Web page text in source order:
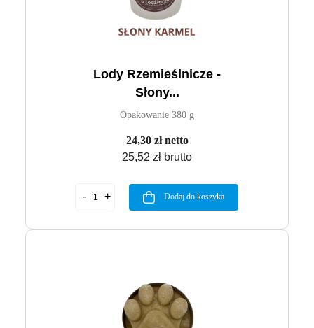
Lody Rzemieślnicze -
Słony...
Opakowanie 380 g
24,30 zł netto
25,52 zł brutto
Dodaj do koszyka